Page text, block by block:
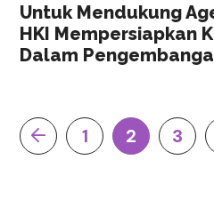
Untuk Mendukung
HKI Mempersiapkan
Dalam
1 2 3